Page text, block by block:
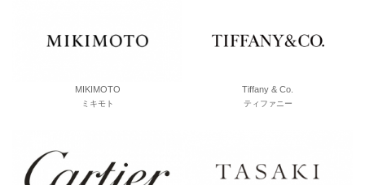
MIKIMOTO
ミキモト
Tiffany & Co.
ティファニー